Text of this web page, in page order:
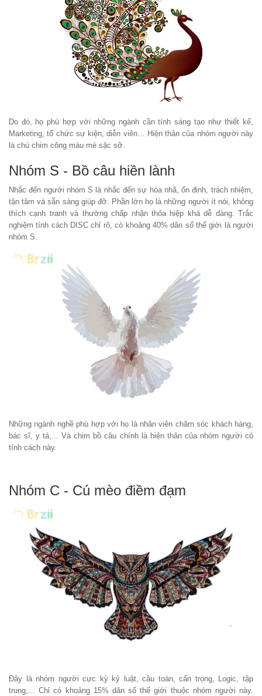
Do đó, họ phù hợp với những ngành cần tính sáng tạo như thiết kế,
Marketing, tổ chức sự kiện, diễn viên… Hiện thân của nhóm người này
là chú chim công màu mè sặc sỡ.
Nhóm S - Bồ câu hiền lành
Nhắc đến người nhóm S là nhắc đến sự hòa nhã, ổn định, trách nhiệm,
tận tâm và sẵn sàng giúp đỡ. Phần lớn họ là những người ít nói, không
thích cạnh tranh và thường chấp nhận thỏa hiệp khá dễ dàng. Trắc
nghiệm tính cách DISC chỉ rõ, có khoảng 40% dân số thế giới là người
nhóm S.
Những ngành nghề phù hợp với họ là nhân viên chăm sóc khách hàng,
bác sĩ, y tá,... Và chim bồ câu chính là hiện thân của nhóm người có
tính cách này.
Nhóm C - Cú mèo điềm đạm
Đây là nhóm người cực kỳ kỷ luật, cầu toàn, cẩn trọng, Logic, tập
trung,... Chỉ có khoảng 15% dân số thế giới thuộc nhóm người này.